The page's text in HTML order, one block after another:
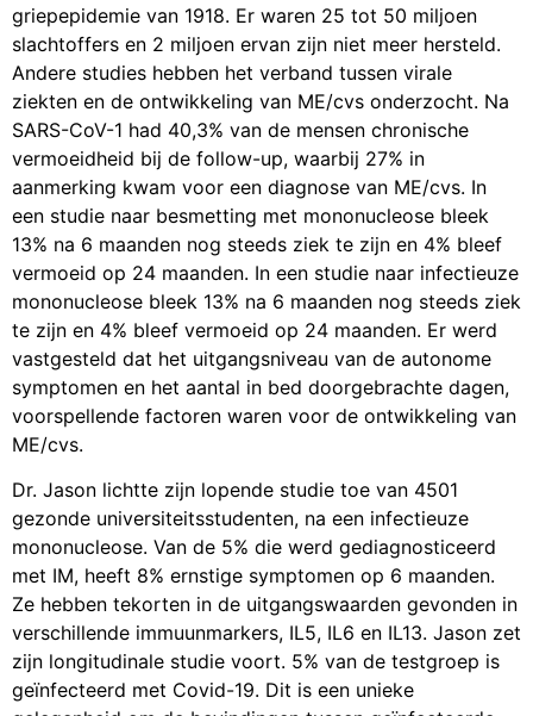
griepepidemie van 1918. Er waren 25 tot 50 miljoen
slachtoffers en 2 miljoen ervan zijn niet meer hersteld.
Andere studies hebben het verband tussen virale
ziekten en de ontwikkeling van ME/cvs onderzocht. Na
SARS-CoV-1 had 40,3% van de mensen chronische
vermoeidheid bij de follow-up, waarbij 27% in
aanmerking kwam voor een diagnose van ME/cvs. In
een studie naar besmetting met mononucleose bleek
13% na 6 maanden nog steeds ziek te zijn en 4% bleef
vermoeid op 24 maanden. In een studie naar infectieuze
mononucleose bleek 13% na 6 maanden nog steeds ziek
te zijn en 4% bleef vermoeid op 24 maanden. Er werd
vastgesteld dat het uitgangsniveau van de autonome
symptomen en het aantal in bed doorgebrachte dagen,
voorspellende factoren waren voor de ontwikkeling van
ME/cvs.
Dr. Jason lichtte zijn lopende studie toe van 4501
gezonde universiteitsstudenten, na een infectieuze
mononucleose. Van de 5% die werd gediagnosticeerd
met IM, heeft 8% ernstige symptomen op 6 maanden.
Ze hebben tekorten in de uitgangswaarden gevonden in
verschillende immuunmarkers, IL5, IL6 en IL13. Jason zet
zijn longitudinale studie voort. 5% van de testgroep is
geïnfecteerd met Covid-19. Dit is een unieke